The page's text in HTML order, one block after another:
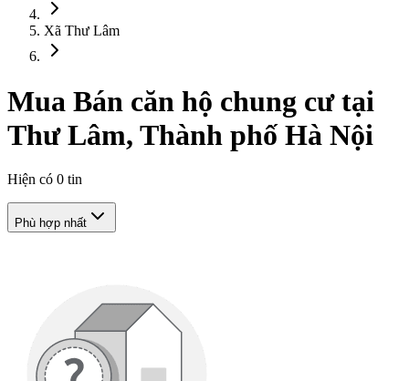
Xã Thư Lâm
Mua Bán căn hộ chung cư tại
Thư Lâm, Thành phố Hà Nội
Hiện có 0 tin
Phù hợp nhất